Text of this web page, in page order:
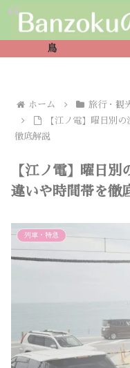
鳥
ホーム 旅行・観
【江ノ電】曜日別
徹底解説
【江ノ電】曜日
違いや時間帯を徹
列車・特急